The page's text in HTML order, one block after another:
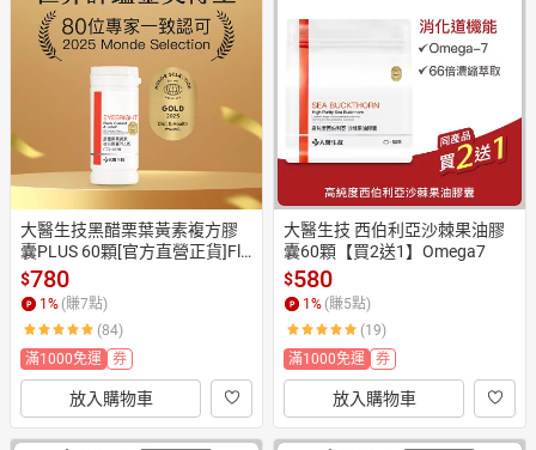
大醫生技黑醋栗葉黃素複方膠
囊PLUS 60顆[官方直營正貨]Flo
raGLO 游離型葉黃素 玉米黃素
花青素
$780
1 % (賺7點)
(84)
滿1000免運
券
放入購物車
大醫生技 西伯利亞沙棘果油膠
囊60顆【買2送1】Omega7
$580
1 % (賺5點)
(19)
滿1000免運
券
放入購物車